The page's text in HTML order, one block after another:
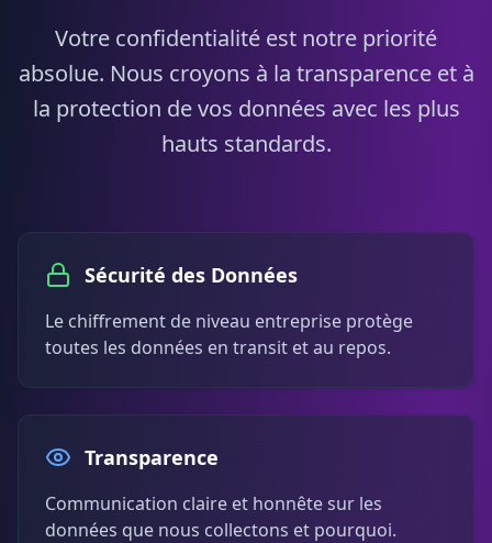
Votre confidentialité est notre priorité
absolue. Nous croyons à la transparence et à
la protection de vos données avec les plus
hauts standards.
Sécurité des Données
Le chiffrement de niveau entreprise protège
toutes les données en transit et au repos.
Transparence
Communication claire et honnête sur les
données que nous collectons et pourquoi.